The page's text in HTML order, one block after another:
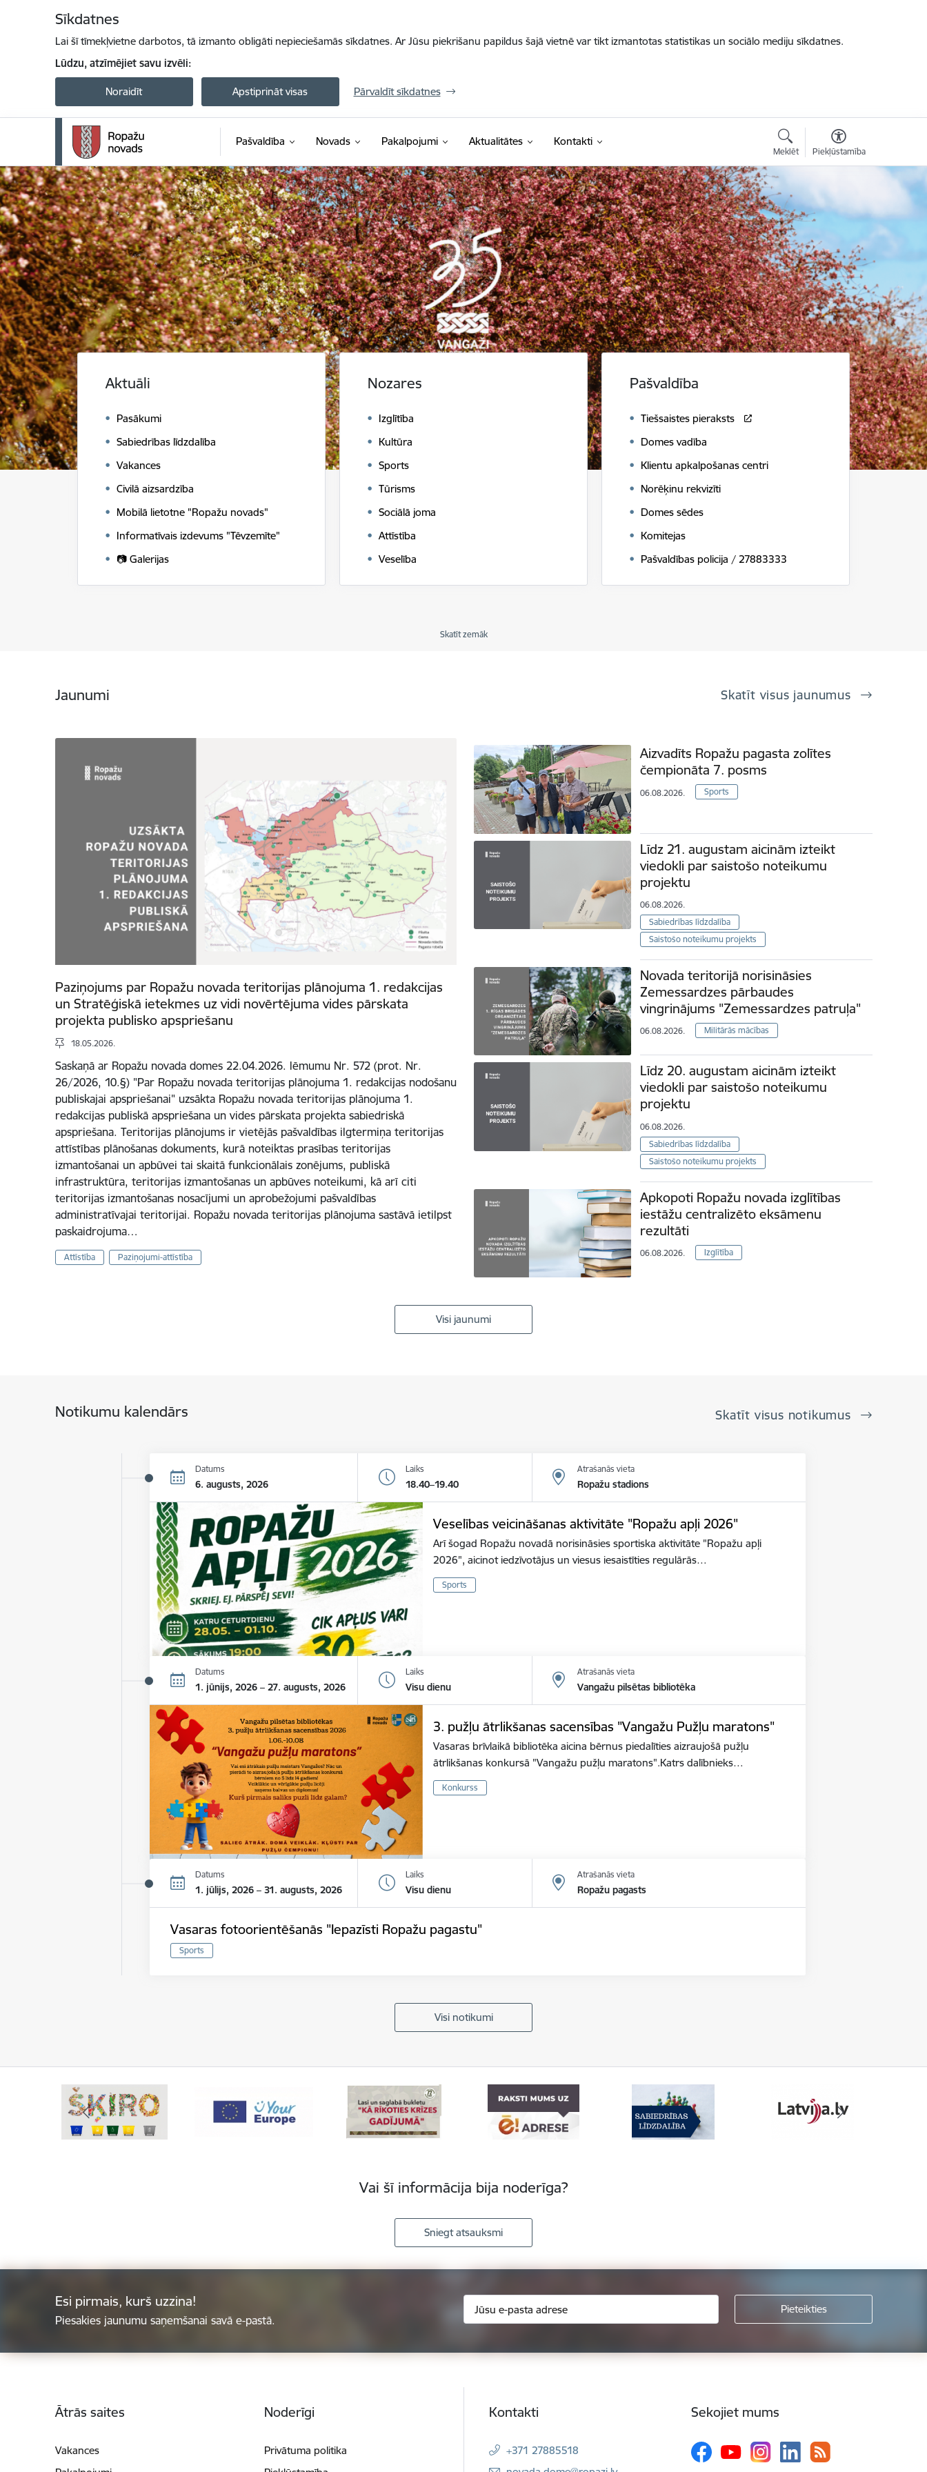
Sīkdatnes
Lai šī tīmekļvietne darbotos, tā izmanto obligāti nepieciešamās sīkdatnes. Ar Jūsu piekrišanu papildus šajā vietnē var tikt izmantotas statistikas un sociālo mediju sīkdatnes.
Lūdzu, atzīmējiet savu izvēli:
Noraidīt Apstiprināt visas Pārvaldīt sīkdatnes
Pašvaldība Novads Pakalpojumi Aktualitātes Kontakti
Meklēt Piekļūstamība
Ropažu novada pašvaldība
Aktuāli
Pasākumi
Sabiedrības līdzdalība
Vakances
Civilā aizsardzība
Mobilā lietotne "Ropažu novads"
Informatīvais izdevums "Tēvzemīte"
📷 Galerijas
Nozares
Izglītība
Kultūra
Sports
Tūrisms
Sociālā joma
Attīstība
Veselība
Pašvaldība
Tiešsaistes pieraksts
Domes vadība
Klientu apkalpošanas centri
Norēķinu rekvizīti
Domes sēdes
Komitejas
Pašvaldības policija / 27883333
Skatīt zemāk
Jaunumi Skatīt visus jaunumus
Paziņojums par Ropažu novada teritorijas plānojuma 1. redakcijas
un Stratēģiskā ietekmes uz vidi novērtējuma vides pārskata
projekta publisko apspriešanu
18.05.2026.
Saskaņā ar Ropažu novada domes 22.04.2026. lēmumu Nr. 572 (prot. Nr.
26/2026, 10.§) "Par Ropažu novada teritorijas plānojuma 1. redakcijas nodošanu
publiskajai apspriešanai" uzsākta Ropažu novada teritorijas plānojuma 1.
redakcijas publiskā apspriešana un vides pārskata projekta sabiedriskā
apspriešana. Teritorijas plānojums ir vietējās pašvaldības ilgtermiņa teritorijas
attīstības plānošanas dokuments, kurā noteiktas prasības teritorijas
izmantošanai un apbūvei tai skaitā funkcionālais zonējums, publiskā
infrastruktūra, teritorijas izmantošanas un apbūves noteikumi, kā arī citi
teritorijas izmantošanas nosacījumi un aprobežojumi pašvaldības
administratīvajai teritorijai. Ropažu novada teritorijas plānojuma sastāvā ietilpst
paskaidrojuma…
Attīstība Paziņojumi-attīstība
Aizvadīts Ropažu pagasta zolītes
čempionāta 7. posms
06.08.2026. Sports
Līdz 21. augustam aicinām izteikt
viedokli par saistošo noteikumu
projektu
06.08.2026.
Sabiedrības līdzdalība
Saistošo noteikumu projekts
Novada teritorijā norisināsies
Zemessardzes pārbaudes
vingrinājums "Zemessardzes patruļa"
06.08.2026. Militārās mācības
Līdz 20. augustam aicinām izteikt
viedokli par saistošo noteikumu
projektu
06.08.2026.
Sabiedrības līdzdalība
Saistošo noteikumu projekts
Apkopoti Ropažu novada izglītības
iestāžu centralizēto eksāmenu
rezultāti
06.08.2026. Izglītība
Visi jaunumi
Notikumu kalendārs Skatīt visus notikumus
Datums
6. augusts, 2026
Laiks
18.40–19.40
Atrašanās vieta
Ropažu stadions
Veselības veicināšanas aktivitāte "Ropažu apļi 2026"
Arī šogad Ropažu novadā norisināsies sportiska aktivitāte "Ropažu apļi
2026", aicinot iedzīvotājus un viesus iesaistīties regulārās…
Sports
Datums
1. jūnijs, 2026 – 27. augusts, 2026
Laiks
Visu dienu
Atrašanās vieta
Vangažu pilsētas bibliotēka
3. pužļu ātrlikšanas sacensības "Vangažu Pužļu maratons"
Vasaras brīvlaikā bibliotēka aicina bērnus piedalīties aizraujošā pužļu
ātrlikšanas konkursā "Vangažu pužļu maratons".Katrs dalībnieks…
Konkurss
Datums
1. jūlijs, 2026 – 31. augusts, 2026
Laiks
Visu dienu
Atrašanās vieta
Ropažu pagasts
Vasaras fotoorientēšanās "Iepazīsti Ropažu pagastu"
Sports
Visi notikumi
Vai šī informācija bija noderīga?
Sniegt atsauksmi
Esi pirmais, kurš uzzina!
Piesakies jaunumu saņemšanai savā e-pastā.
Ātrās saites
Vakances
Noderīgi
Privātuma politika
Kontakti
+371 27885518
Sekojiet mums